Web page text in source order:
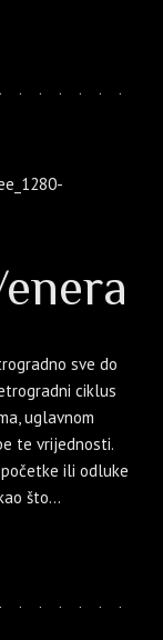
sve do
ciklus
uglavnom
te vrijednosti.
ili odluke
što...